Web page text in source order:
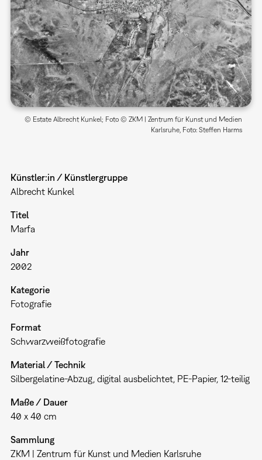
© Estate Albrecht Kunkel; Foto © ZKM | Zentrum für Kunst und Medien
Karlsruhe, Foto: Steffen Harms
Künstler:in / Künstlergruppe
Albrecht Kunkel
Titel
Marfa
Jahr
2002
Kategorie
Fotografie
Format
Schwarzweißfotografie
Material / Technik
Silbergelatine-Abzug, digital ausbelichtet, PE-Papier, 12-teilig
Maße / Dauer
40 x 40 cm
Sammlung
ZKM | Zentrum für Kunst und Medien Karlsruhe